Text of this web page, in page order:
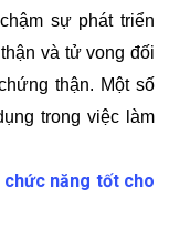
sự phát triển
và tử vong đối
thận. Một số
trong việc làm
năng tốt cho